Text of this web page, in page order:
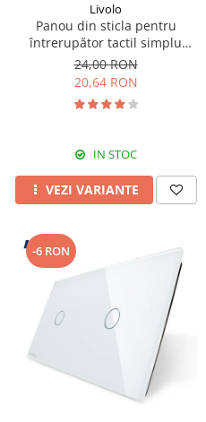
Livolo
Panou din sticla pentru
întrerupător tactil simplu
Livolo
24,00 RON
20,64 RON
IN STOC
VEZI VARIANTE
-6 RON